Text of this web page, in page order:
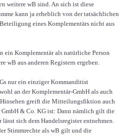
weitere wB sind. An sich ist diese
kann ja erheblich von der tatsächlichen
eines Komplementärs nicht aus
ein Komplementär als natürliche Person
wB aus anderen Registern ergeben.
nur ein einziger Kommanditist
an der Komplementär-GmbH als auch
Hinsehen greift die Mitteilungsfiktion auch
& Co. KG ist: Dann nämlich gilt die
sich dem Handelsregister entnehmen.
Stimmrechte als wB gilt und die